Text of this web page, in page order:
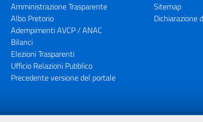
Amministrazione Trasparente
Albo Pretorio
Adempimenti AVCP / ANAC
Bilanci
Elezioni Trasparenti
Ufficio Relazioni Pubblico
Precedente versione del portale
Sitemap
Dichiarazione